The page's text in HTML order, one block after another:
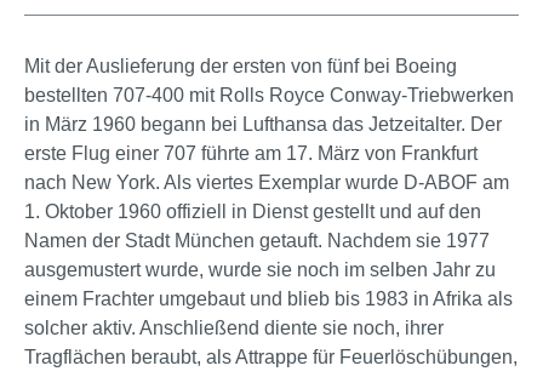
Mit der Auslieferung der ersten von fünf bei Boeing
bestellten 707-400 mit Rolls Royce Conway-Triebwerken
in März 1960 begann bei Lufthansa das Jetzeitalter. Der
erste Flug einer 707 führte am 17. März von Frankfurt
nach New York. Als viertes Exemplar wurde D-ABOF am
1. Oktober 1960 offiziell in Dienst gestellt und auf den
Namen der Stadt München getauft. Nachdem sie 1977
ausgemustert wurde, wurde sie noch im selben Jahr zu
einem Frachter umgebaut und blieb bis 1983 in Afrika als
solcher aktiv. Anschließend diente sie noch, ihrer
Tragflächen beraubt, als Attrappe für Feuerlöschübungen,